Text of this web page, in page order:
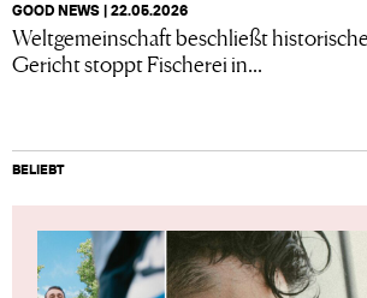
GOOD NEWS | 22.05.2026
Weltgemeinschaft beschließt
Gericht stoppt Fischerei in...
BELIEBT